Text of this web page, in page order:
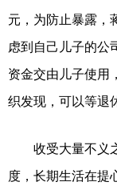
元，为防止暴露，
虑到自己儿子的公
资金交由儿子使用
织发现，可以等退
收受大量不义之
度，长期生活在提